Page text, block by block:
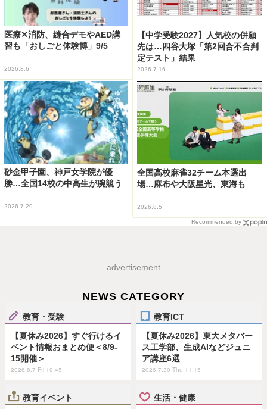
医療✕消防、縫合デモやAED講
習も「おしごと体験博」9/5
2026.8.6
【中学受験2027】人気校の併願
先は…四谷大塚「第2回合不合判
定テスト」結果
2026.7.16
砂金甲子園、神戸女学院が優
勝…全国14校の中高生が腕競う
2026.7.29
全国高校麻雀32チーム本選出
場…麻布や大阪星光、東海も
2026.8.5
Recommended by
advertisement
NEWS CATEGORY
教育・受験
【夏休み2026】すぐ行けるイ
ベント情報おまとめ便＜8/9-
15開催＞
2026.8.7 Fri 19:45
教育ICT
【夏休み2026】東大メタバー
ス工学部、生成AIなどジュニ
ア講座6選
2026.7.30 Thu 11:15
教育イベント 生活・健康